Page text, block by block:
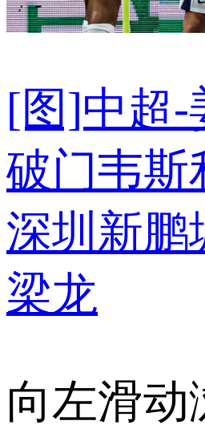
[图]中超-
破门韦斯
深圳新鹏
梁龙
向左滑动